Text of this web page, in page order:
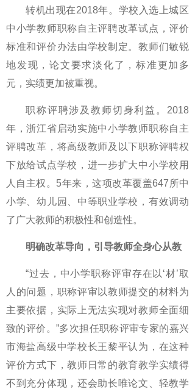
转机出现在2018年。学校入选上城区
中小学教师职称自主评聘改革试点，评价
标准和评价办法由学校制定。教师们敏锐
地发现，论文要求淡化了，标准更加多
元，实绩更加被重视。
职称评聘涉及教师切身利益。2018
年，浙江省启动实施中小学教师职称自主
评聘改革，将高级教师及以下职称评聘权
下放给试点学校，进一步扩大中小学校用
人自主权。5年来，这项改革覆盖647所中
小学、幼儿园、中等职业学校，有效调动
了广大教师的积极性和创造性。
明确改革导向，引导教师全身心从教
“过去，中小学职称评审存在以‘材’取
人的问题，职称评审以教师提交的材料为
主要依据，实际上无法实现对教师全面细
致的评价。”多次担任职称评审专家的嘉兴
市海盐高级中学校长王黎平认为，在这种
评价方式下，教师日常的教育教学实绩得
不到充分体现，还会助长唯论文、轻教学